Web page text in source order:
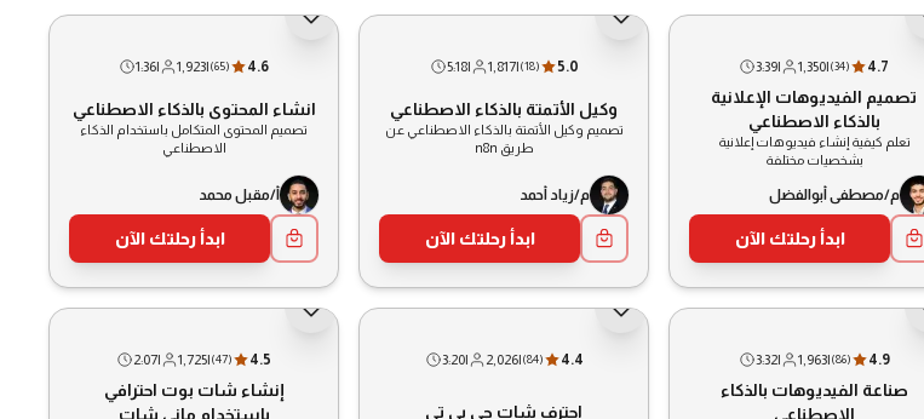
4.7
(34)
|
1,350
|
3:39
تصميم الفيديوهات الإعلانية
بالذكاء الاصطناعي
تعلم كيفية إنشاء فيديوهات إعلانية
بشخصيات مختلفة
م/مصطفى أبوالفضل
ابدأ رحلتك الآن
5.0
(18)
|
1,817
|
5:18
وكيل الأتمتة بالذكاء الاصطناعي
تصميم وكيل الأتمتة بالذكاء الاصطناعي عن
طريق n8n
م/زياد أحمد
ابدأ رحلتك الآن
4.6
(65)
|
1,923
|
1:36
انشاء المحتوى بالذكاء الاصطناعي
تصميم المحتوى المتكامل باستخدام الذكاء
الاصطناعي
أ/مقبل محمد
ابدأ رحلتك الآن
4.9
(86)
|
1,963
|
3:32
صناعة الفيديوهات بالذكاء
الاصطناعي
4.4
(84)
|
2,026
|
3:20
احترف شات جى بى تى
4.5
(47)
|
1,725
|
2:07
إنشاء شات بوت احترافي
باستخدام ماني شات